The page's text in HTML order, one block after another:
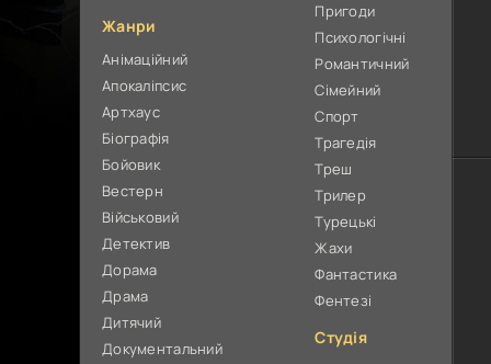
Жанри
Анімаційний
Апокаліпсис
Артхаус
Біографія
Бойовик
Вестерн
Військовий
Детектив
Дорама
Драма
Дитячий
Документальний
Пригоди
Психологічні
Романтичний
Сімейний
Спорт
Трагедія
Треш
Трилер
Турецькі
Жахи
Фантастика
Фентезі
Студія